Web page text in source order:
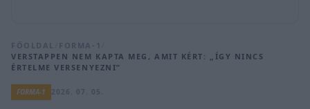
FŐOLDAL FORMA-1
VERSTAPPEN NEM KAPTA MEG, AMIT KÉRT: „ÍGY NINCS
ÉRTELME VERSENYEZNI”
FORMA-1